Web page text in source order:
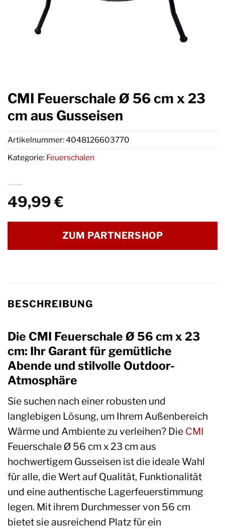
CMI Feuerschale Ø 56 cm x 23
cm aus Gusseisen
49,99€
ZUM PARTNERSHOP
Artikelnummer:4048126603770
Kategorie: Feuerschalen
BESCHREIBUNG
Die CMI Feuerschale Ø 56 cm x 23
cm: Ihr Garant für gemütliche
Abende und stilvolle Outdoor-
Atmosphäre
Sie suchen nach einer robusten und
langlebigen Lösung, um Ihrem Außenbereich
Wärme und Ambiente zu verleihen? Die CMI
Feuerschale Ø 56 cm x 23 cm aus
hochwertigem Gusseisen ist die ideale Wahl
für alle, die Wert auf Qualität, Funktionalität
und eine authentische Lagerfeuerstimmung
legen. Mit ihrem Durchmesser von 56 cm
bietet sie ausreichend Platz für ein